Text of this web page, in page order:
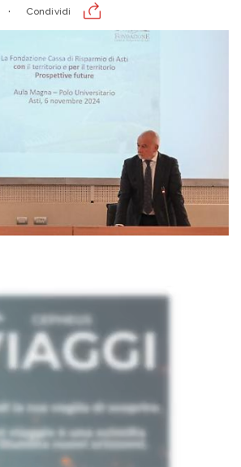
Condividi